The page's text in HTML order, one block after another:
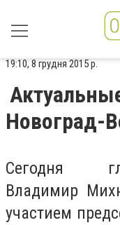
19:10, 8 грудня 2015 р.
Новоград-
Сегодня
Владимир
участием